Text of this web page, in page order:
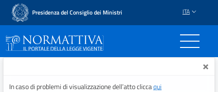
Presidenza del Consiglio dei Ministri ITA
Normattiva - Il portale ×
In caso di problemi di visualizzazione dell’atto cliccaqui